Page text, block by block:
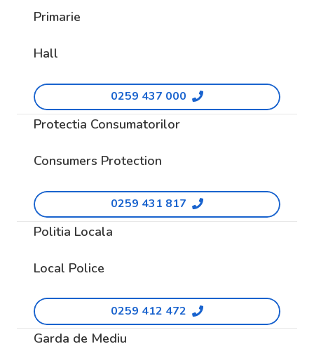
Primarie
Hall
0259 437 000
Protectia Consumatorilor
Consumers Protection
0259 431 817
Politia Locala
Local Police
0259 412 472
Garda de Mediu